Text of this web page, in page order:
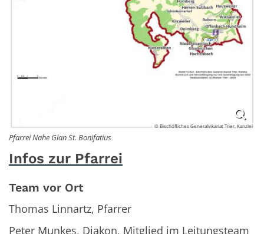
© Bischöfliches Generalvikariat Trier, Kanzlei
Pfarrei Nahe Glan St. Bonifatius
Infos zur Pfarrei
Team vor Ort
Thomas Linnartz, Pfarrer
Peter Munkes, Diakon, Mitglied im Leitungsteam